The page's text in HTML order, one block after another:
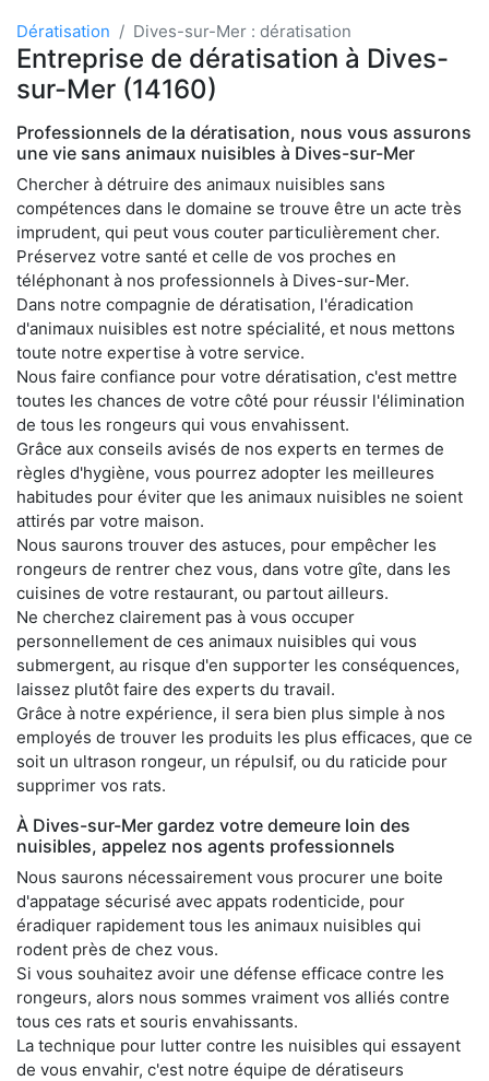
Dératisation Dives-sur-Mer : dératisation
Entreprise de dératisation à Dives-
sur-Mer (14160)
Professionnels de la dératisation, nous vous assurons
une vie sans animaux nuisibles à Dives-sur-Mer
Chercher à détruire des animaux nuisibles sans
compétences dans le domaine se trouve être un acte très
imprudent, qui peut vous couter particulièrement cher.
Préservez votre santé et celle de vos proches en
téléphonant à nos professionnels à Dives-sur-Mer.
Dans notre compagnie de dératisation, l'éradication
d'animaux nuisibles est notre spécialité, et nous mettons
toute notre expertise à votre service.
Nous faire confiance pour votre dératisation, c'est mettre
toutes les chances de votre côté pour réussir l'élimination
de tous les rongeurs qui vous envahissent.
Grâce aux conseils avisés de nos experts en termes de
règles d'hygiène, vous pourrez adopter les meilleures
habitudes pour éviter que les animaux nuisibles ne soient
attirés par votre maison.
Nous saurons trouver des astuces, pour empêcher les
rongeurs de rentrer chez vous, dans votre gîte, dans les
cuisines de votre restaurant, ou partout ailleurs.
Ne cherchez clairement pas à vous occuper
personnellement de ces animaux nuisibles qui vous
submergent, au risque d'en supporter les conséquences,
laissez plutôt faire des experts du travail.
Grâce à notre expérience, il sera bien plus simple à nos
employés de trouver les produits les plus efficaces, que ce
soit un ultrason rongeur, un répulsif, ou du raticide pour
supprimer vos rats.
À Dives-sur-Mer gardez votre demeure loin des
nuisibles, appelez nos agents professionnels
Nous saurons nécessairement vous procurer une boite
d'appatage sécurisé avec appats rodenticide, pour
éradiquer rapidement tous les animaux nuisibles qui
rodent près de chez vous.
Si vous souhaitez avoir une défense efficace contre les
rongeurs, alors nous sommes vraiment vos alliés contre
tous ces rats et souris envahissants.
La technique pour lutter contre les nuisibles qui essayent
de vous envahir, c'est notre équipe de dératiseurs